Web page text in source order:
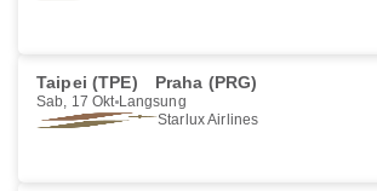
Taipei (TPE) Praha (PRG)
Sab, 17 Okt Langsung
Starlux Airlines